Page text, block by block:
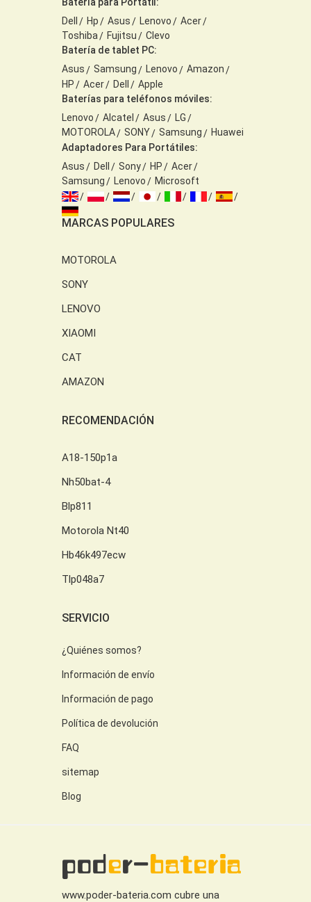
Dell
Hp Asus Lenovo
Acer
Toshiba
Fujitsu
Clevo
Batería de tablet PC:
Asus
Samsung Lenovo
Amazon
HP
Acer Dell
Apple
Baterías para teléfonos móviles:
Lenovo
Alcatel Asus
LG
MOTOROLA
SONY Samsung
Huawei
Adaptadores Para Portátiles:
Asus
Dell Sony HP
Acer
Samsung
Lenovo Microsoft
MARCAS POPULARES
MOTOROLA
SONY
LENOVO
XIAOMI
CAT
AMAZON
RECOMENDACIÓN
A18-150p1a
Nh50bat-4
Blp811
Motorola Nt40
Hb46k497ecw
Tlp048a7
SERVICIO
¿Quiénes somos?
Información de envío
Información de pago
Política de devolución
FAQ
sitemap
Blog
www.poder-bateria.com cubre una